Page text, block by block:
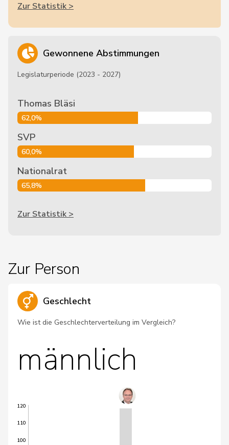
Zur Statistik >
Gewonnene Abstimmungen
Legislaturperiode (2023 - 2027)
Thomas Bläsi
62,0%
SVP
60,0%
Nationalrat
65,8%
Zur Statistik >
Zur Person
Geschlecht
Wie ist die Geschlechterverteilung im Vergleich?
männlich
100
110
120